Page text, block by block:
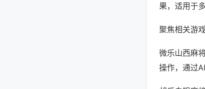
果，适用于
聚焦相关游
微乐山西麻
操作，通过